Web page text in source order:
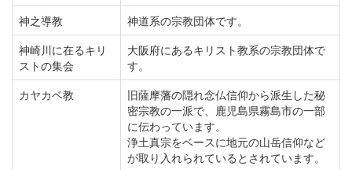
神之導教
神道系の宗教団体です。
神崎川に在るキリ
ストの集会
大阪府にあるキリスト教系の宗教団体で
す。
カヤカベ教
旧薩摩藩の隠れ念仏信仰から派生した秘
密宗教の一派で、鹿児島県霧島市の一部
に伝わっています。
浄土真宗をベースに地元の山岳信仰など
が取り入れられているとされています。